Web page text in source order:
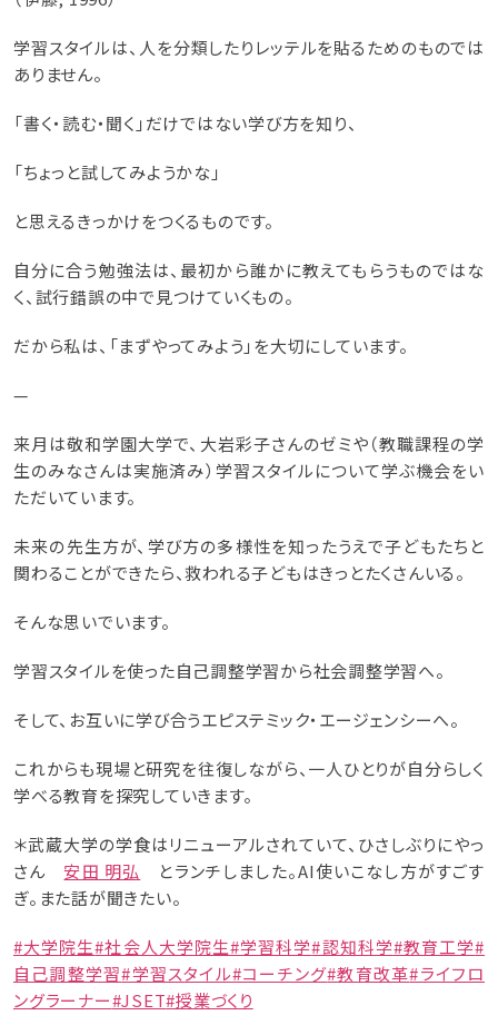
学習スタイルは、人を分類したりレッテルを貼るためのものでは
ありません。
「書く・読む・聞く」だけではない学び方を知り、
「ちょっと試してみようかな」
と思えるきっかけをつくるものです。
自分に合う勉強法は、最初から誰かに教えてもらうものではな
く、試行錯誤の中で見つけていくもの。
だから私は、「まずやってみよう」を大切にしています。
—
来月は敬和学園大学で、大岩彩子さんのゼミや（教職課程の学
生のみなさんは実施済み）学習スタイルについて学ぶ機会をい
ただいています。
未来の先生方が、学び方の多様性を知ったうえで子どもたちと
関わることができたら、救われる子どもはきっとたくさんいる。
そんな思いでいます。
学習スタイルを使った自己調整学習から社会調整学習へ。
そして、お互いに学び合うエピステミック・エージェンシーへ。
これからも現場と研究を往復しながら、一人ひとりが自分らしく
学べる教育を探究していきます。
＊武蔵大学の学食はリニューアルされていて、ひさしぶりにやっ
さん安田 明弘 とランチしました。AI使いこなし方がすごす
ぎ。また話が聞きたい。
#大学院生#社会人大学院生#学習科学#認知科学#教育工学#
自己調整学習#学習スタイル#コーチング#教育改革#ライフロ
ングラーナー#JSET#授業づくり